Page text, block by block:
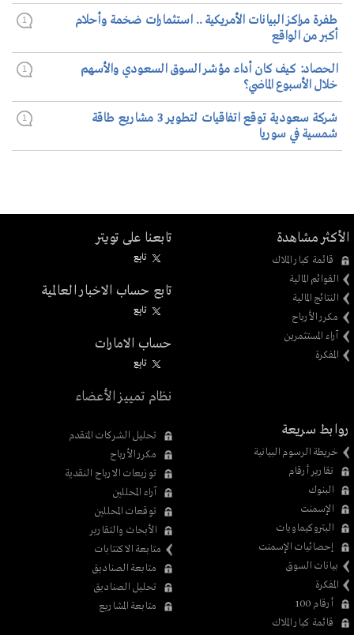
طفرة مراكز البيانات الأمريكية .. استثمارات ضخمة وأحلام
أكبر من الواقع
1
الحصاد: كيف كان أداء مؤشر السوق السعودي والأسهم
خلال الأسبوع الماضي؟
1
شركة سعودية توقع اتفاقيات لتطوير 3 مشاريع طاقة
شمسية في سوريا
1
الأكثر مشاهدة
قائمة كبار الملاك
القوائم المالية
النتائج المالية
مكرر الأرباح
آراء المستثمرين
المفكرة
تابعنا على تويتر
تابِع
تابع حساب الاخبار العالمية
تابِع
حساب الامارات
تابِع
نظام تمييز الأعضاء
روابط سريعة
خريطة الرسوم البيانية
تقارير أرقام
البنوك
الإسمنت
البتروكيماويات
إحصائيات الإسمنت
بيانات السوق
المفكرة
أرقام 100
قائمة كبار الملاك
تحليل الشركات المتقدم
مكرر الأرباح
توزيعات الارباح النقدية
آراء المحللين
توقعات المحللين
الأبحاث والتقارير
متابعة الاكتتابات
متابعة الصناديق
تحليل الصناديق
متابعة المشاريع